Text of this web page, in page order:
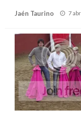
Jaén Taurino 7